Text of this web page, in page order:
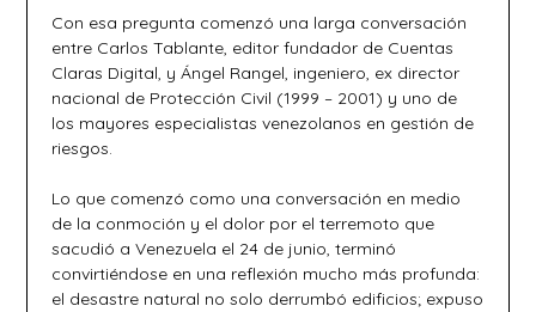
Con esa pregunta comenzó una larga conversación
entre Carlos Tablante, editor fundador de Cuentas
Claras Digital, y Ángel Rangel, ingeniero, ex director
nacional de Protección Civil (1999 – 2001) y uno de
los mayores especialistas venezolanos en gestión de
riesgos.
Lo que comenzó como una conversación en medio
de la conmoción y el dolor por el terremoto que
sacudió a Venezuela el 24 de junio, terminó
convirtiéndose en una reflexión mucho más profunda:
el desastre natural no solo derrumbó edificios; expuso